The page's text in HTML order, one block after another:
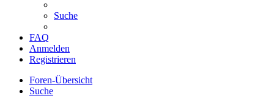
Suche
FAQ
Anmelden
Registrieren
Foren-Übersicht
Suche